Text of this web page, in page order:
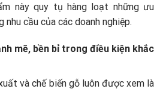
này quy tụ hàng loạt những ưu
cầu của các doanh nghiệp.
mẽ, bền bỉ trong điều kiện khắc
và chế biến gỗ luôn được xem là